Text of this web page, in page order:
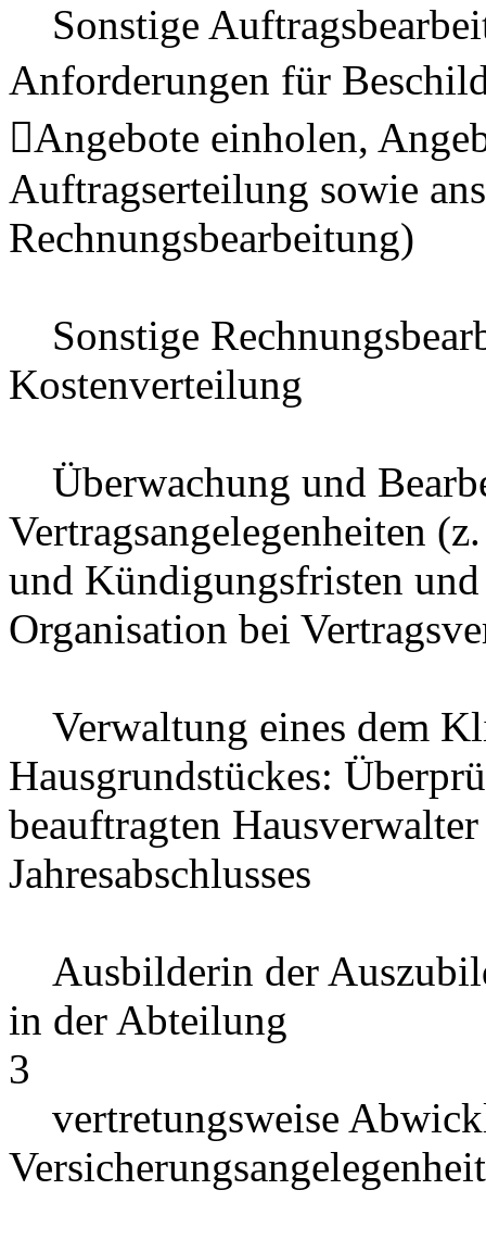
Sonstige
Anforderungen für
Angebote einholen,
Auftragserteilung sowie
Rechnungsbearbeitung)
Sonstige
Kostenverteilung
Überwachung und
Vertragsangelegenheiten
und Kündigungsfristen und
Organisation bei
Verwaltung eines dem
Hausgrundstückes:
beauftragten
Jahresabschlusses
Ausbilderin der
in der Abteilung
3
vertretungsweise